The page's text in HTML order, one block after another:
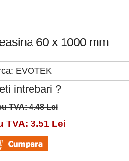
60 x 1000 mm
EVOTEK
intrebari ?
TVA: 4.48 Lei
TVA: 3.51 Lei